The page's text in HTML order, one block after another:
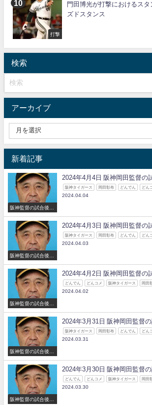
打撃
門田博光が打撃におけるス
ズドスタンス
検索
アーカイブ
新着記事
阪神監督の試合後の
2024年4月4日 阪神岡田監督の
阪神タイガース 岡田彰布 どんでん どん
2024.04.04
阪神監督の試合後の
2024年4月3日 阪神岡田監督の
阪神タイガース 岡田彰布 どんでん どん
2024.04.03
阪神監督の試合後の
2024年4月2日 阪神岡田監督の
どんでん どんコメ 阪神タイガース 岡田
2024.04.02
阪神監督の試合後の
2024年3月31日 阪神岡田監督
阪神タイガース 岡田彰布 どんでん どん
2024.03.31
阪神監督の試合後の
2024年3月30日 阪神岡田監督
どんでん どんコメ 阪神タイガース 岡田
2024.03.30